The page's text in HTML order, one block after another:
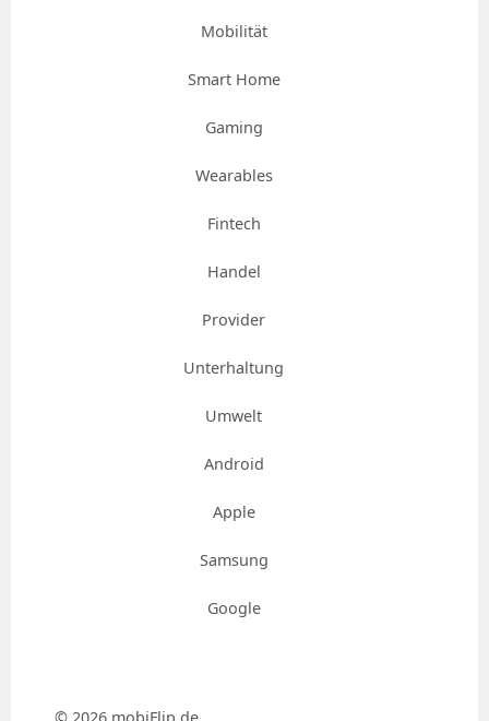
Mobilität
Smart Home
Gaming
Wearables
Fintech
Handel
Provider
Unterhaltung
Umwelt
Android
Apple
Samsung
Google